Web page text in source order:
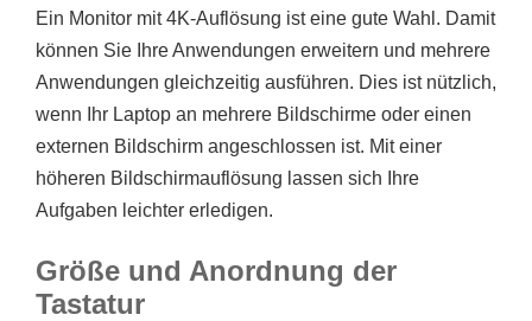
Ein Monitor mit 4K-Auflösung ist eine gute Wahl. Damit
können Sie Ihre Anwendungen erweitern und mehrere
Anwendungen gleichzeitig ausführen. Dies ist nützlich,
wenn Ihr Laptop an mehrere Bildschirme oder einen
externen Bildschirm angeschlossen ist. Mit einer
höheren Bildschirmauflösung lassen sich Ihre
Aufgaben leichter erledigen.
Größe und Anordnung der
Tastatur